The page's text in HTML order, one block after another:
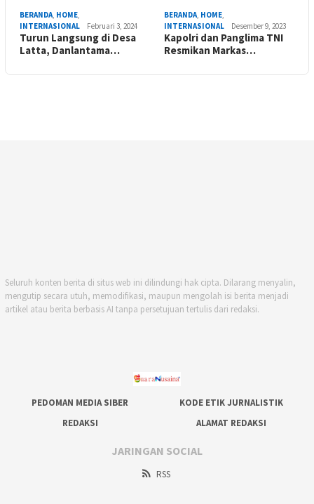
BERANDA, HOME,
INTERNASIONAL
Februari 3, 2024
Turun Langsung di Desa
Latta, Danlantama…
BERANDA, HOME,
INTERNASIONAL
Desember 9, 2023
Kapolri dan Panglima TNI
Resmikan Markas…
Seluruh konten berita di situs web ini dilindungi hak cipta. Dilarang menyalin,
mengutip secara utuh, memodifikasi, maupun mengolah isi berita menjadi
artikel atau berita berbasis AI tanpa persetujuan tertulis dari redaksi.
PEDOMAN MEDIA SIBER
KODE ETIK JURNALISTIK
REDAKSI
ALAMAT REDAKSI
JARINGAN SOCIAL
RSS